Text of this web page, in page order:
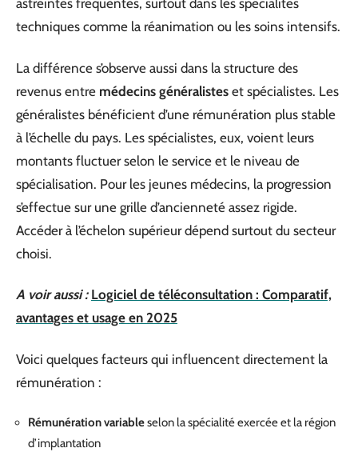
astreintes fréquentes, surtout dans les spécialités
techniques comme la réanimation ou les soins intensifs.
La différence s’observe aussi dans la structure des
revenus entre médecins généralistes et spécialistes. Les
généralistes bénéficient d’une rémunération plus stable
à l’échelle du pays. Les spécialistes, eux, voient leurs
montants fluctuer selon le service et le niveau de
spécialisation. Pour les jeunes médecins, la progression
s’effectue sur une grille d’ancienneté assez rigide.
Accéder à l’échelon supérieur dépend surtout du secteur
choisi.
A voir aussi : Logiciel de téléconsultation : Comparatif,
avantages et usage en 2025
Voici quelques facteurs qui influencent directement la
rémunération :
Rémunération variableselon la spécialité exercée et la région
d’implantation